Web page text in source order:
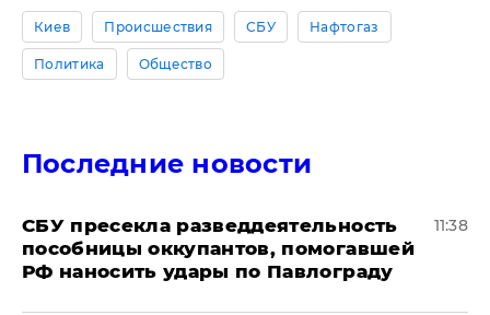
Киев Происшествия СБУ Нафтогаз
Политика Общество
Последние новости
СБУ пресекла разведдеятельность
пособницы оккупантов, помогавшей
РФ наносить удары по Павлограду
11:38